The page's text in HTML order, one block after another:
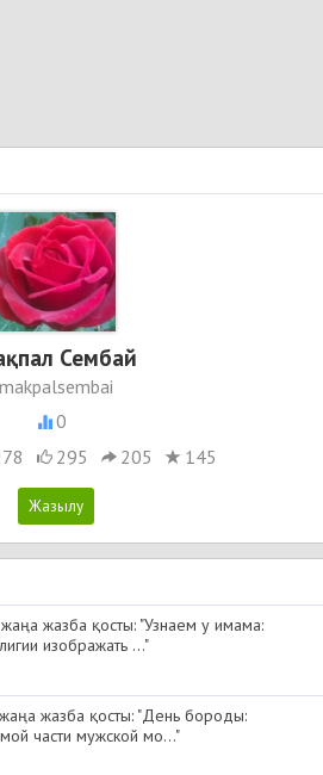
Сембай
makpalsembai
0
295 205 145
жаңа жазба қосты: "Узнаем у имама:
изображать ..."
жаңа жазба қосты: "День бороды:
части мужской мо..."